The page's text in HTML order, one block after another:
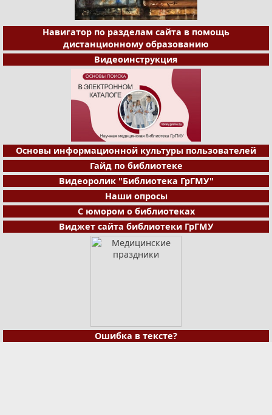
Навигатор по разделам сайта в помощь
дистанционному образованию
Видеоинструкция
Основы информационной культуры пользователей
Гайд по библиотеке
Видеоролик "Библиотека ГрГМУ"
Наши опросы
С юмором о библиотеках
Виджет сайта библиотеки ГрГМУ
Ошибка в тексте?